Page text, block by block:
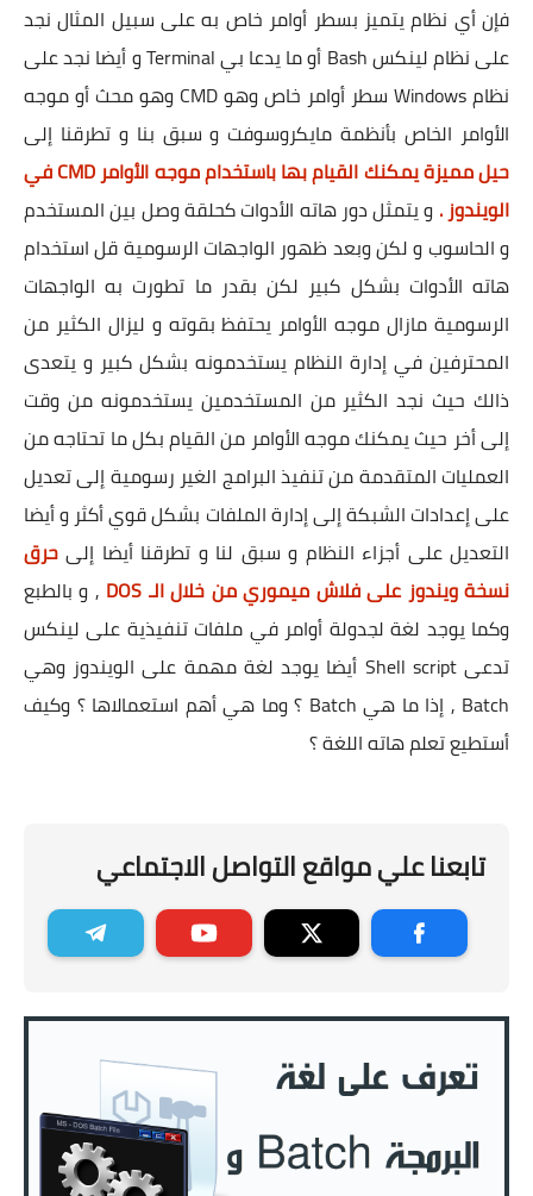
فإن أي نظام يتميز بسطر أوامر خاص به على سبيل المثال نجد
على نظام لينكس Bash أو ما يدعا بي Terminal و أيضا نجد على
نظام Windows سطر أوامر خاص وهو CMD وهو محث أو موجه
الأوامر الخاص بأنظمة مايكروسوفت و سبق بنا و تطرقنا إلى
حيل مميزة يمكنك القيام بها باستخدام موجه الأوامر CMD في
الويندوز . و يتمثل دور هاته الأدوات كحلقة وصل بين المستخدم
و الحاسوب و لكن وبعد ظهور الواجهات الرسومية قل استخدام
هاته الأدوات بشكل كبير لكن بقدر ما تطورت به الواجهات
الرسومية مازال موجه الأوامر يحتفظ بقوته و ليزال الكثير من
المحترفين في إدارة النظام يستخدمونه بشكل كبير و يتعدى
ذالك حيث نجد الكثير من المستخدمين يستخدمونه من وقت
إلى أخر حيث يمكنك موجه الأوامر من القيام بكل ما تحتاجه من
العمليات المتقدمة من تنفيذ البرامج الغير رسومية إلى تعديل
على إعدادات الشبكة إلى إدارة الملفات بشكل قوي أكثر و أيضا
التعديل على أجزاء النظام و سبق لنا و تطرقنا أيضا إلى حرق
نسخة ويندوز على فلاش ميموري من خلال الـ DOS
, و بالطبع
وكما يوجد لغة لجدولة أوامر في ملفات تنفيذية على لينكس
تدعى Shell script أيضا يوجد لغة مهمة على الويندوز وهي
Batch , إذا ما هي Batch ؟ وما هي أهم استعمالاها ؟ وكيف
أستطيع تعلم هاته اللغة ؟
تابعنا علي مواقع التواصل الاجتماعي